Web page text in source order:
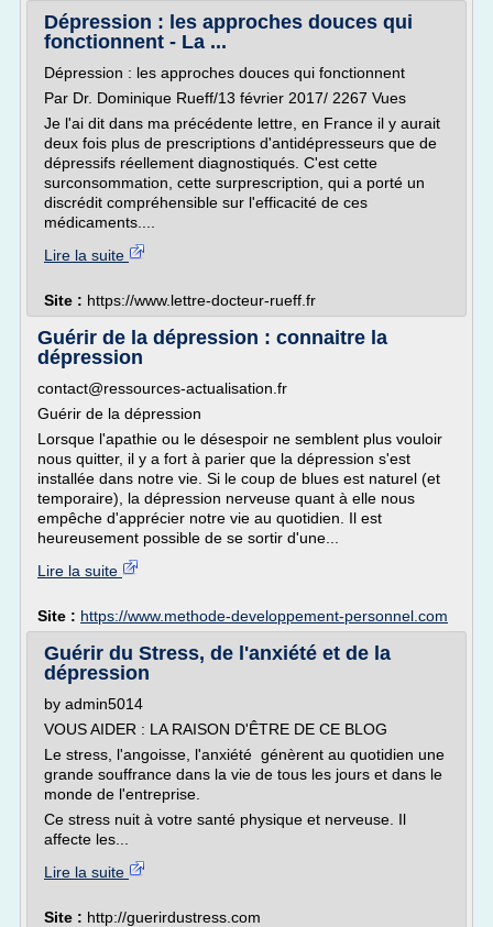
Dépression : les approches douces qui
fonctionnent - La ...
Dépression : les approches douces qui fonctionnent
Par Dr. Dominique Rueff/13 février 2017/ 2267 Vues
Je l'ai dit dans ma précédente lettre, en France il y aurait
deux fois plus de prescriptions d'antidépresseurs que de
dépressifs réellement diagnostiqués. C'est cette
surconsommation, cette surprescription, qui a porté un
discrédit compréhensible sur l'efficacité de ces
médicaments....
Lire la suite
Site : https://www.lettre-docteur-rueff.fr
Guérir de la dépression : connaitre la
dépression
contact@ressources-actualisation.fr
Guérir de la dépression
Lorsque l'apathie ou le désespoir ne semblent plus vouloir
nous quitter, il y a fort à parier que la dépression s'est
installée dans notre vie. Si le coup de blues est naturel (et
temporaire), la dépression nerveuse quant à elle nous
empêche d'apprécier notre vie au quotidien. Il est
heureusement possible de se sortir d'une...
Lire la suite
Site : https://www.methode-developpement-personnel.com
Guérir du Stress, de l'anxiété et de la
dépression
by admin5014
VOUS AIDER : LA RAISON D'ÊTRE DE CE BLOG
Le stress, l'angoisse, l'anxiété génèrent au quotidien une
grande souffrance dans la vie de tous les jours et dans le
monde de l'entreprise.
Ce stress nuit à votre santé physique et nerveuse. Il
affecte les...
Lire la suite
Site : http://guerirdustress.com